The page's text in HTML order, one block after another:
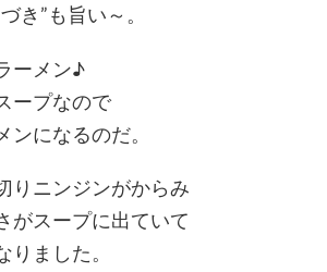
き”も旨い～。
ーメン♪
ープなので
ンになるのだ。
りニンジンがからみ
がスープに出ていて
ました。